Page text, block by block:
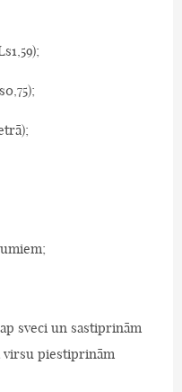
sveci un sastiprinām
virsu piestiprinām